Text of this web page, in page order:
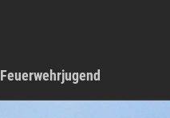
Feuerwehrjugend